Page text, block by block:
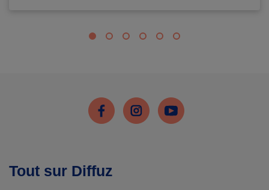
FacebookInstagramYoutube
Tout sur Diffuz